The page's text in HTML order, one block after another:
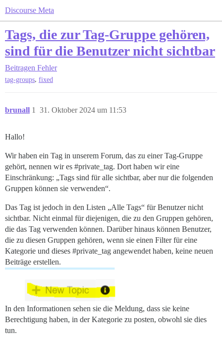
Discourse Meta
Tags, die zur Tag-Gruppe gehören,
sind für die Benutzer nicht sichtbar
Beitragen Fehler
tag-groups, fixed
brunall 31. Oktober 2024 um 11:53
1
Hallo!
Wir haben ein Tag in unserem Forum, das zu einer Tag-Gruppe
gehört, nennen wir es #private_tag. Dort haben wir eine
Einschränkung: „Tags sind für alle sichtbar, aber nur die folgenden
Gruppen können sie verwenden“.
Das Tag ist jedoch in den Listen „Alle Tags“ für Benutzer nicht
sichtbar. Nicht einmal für diejenigen, die zu den Gruppen gehören,
die das Tag verwenden können. Darüber hinaus können Benutzer,
die zu diesen Gruppen gehören, wenn sie einen Filter für eine
Kategorie und dieses #private_tag angewendet haben, keine neuen
Beiträge erstellen.
In den Informationen sehen sie die Meldung, dass sie keine
Berechtigung haben, in der Kategorie zu posten, obwohl sie dies
tun.